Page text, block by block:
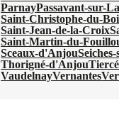
ParnayPassavant-sur-
Saint-Christophe-du-
Saint-Jean-de-la-Croix
Saint-Martin-du-
Sceaux-d'Anjou
Thorigné-d'AnjouTiercé
VaudelnayVernantes